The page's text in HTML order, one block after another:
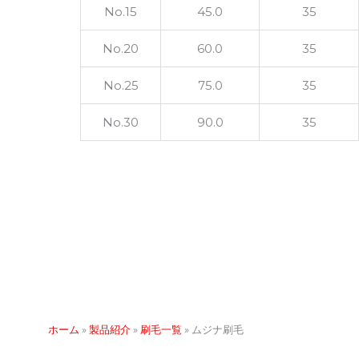
No.15 45.0 35
No.20 60.0 35
No.25 75.0 35
No.30 90.0 35
ホーム » 製品紹介 » 刷毛一覧 » ムジナ刷毛